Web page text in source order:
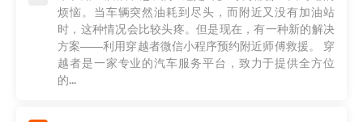
烦恼。当车辆突然油耗到尽头，而附近又没有加油站
时，这种情况会比较头疼。但是现在，有一种新的解决
方案——利用穿越者微信小程序预约附近师傅救援。 穿
越者是一家专业的汽车服务平台，致力于提供全方位
的...